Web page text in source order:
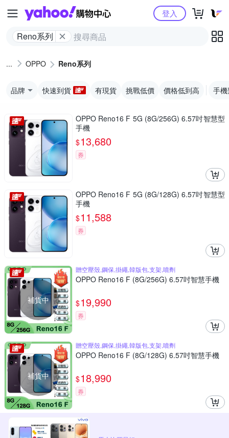
Yahoo購物中心
Reno系列
登入
OPPO Reno系列
品牌 快速到貨 有現貨 挑戰低價 價格低到高 手
OPPO Reno16 F 5G (8G/256G) 6.57吋智慧型
手機
$13,680
券
OPPO Reno16 F 5G (8G/128G) 6.57吋智慧型
手機
$11,588
券
補貨中
贈空壓殼,鋼保,掛繩,韓版包,支架,噴劑
OPPO Reno16 F (8G/256G) 6.57吋智慧手機
$19,990
券
補貨中
贈空壓殼,鋼保,掛繩,韓版包,支架,噴劑
OPPO Reno16 F (8G/128G) 6.57吋智慧手機
$18,990
券